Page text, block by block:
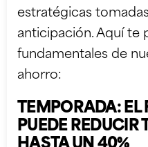
estratégicas
anticipación. Aquí te
fundamentales de
ahorro:
TEMPORADA: EL
PUEDE REDUCIR